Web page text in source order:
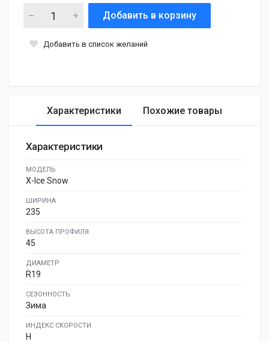
Добавить в корзину
Добавить в список желаний
Характеристики Похожие товары
Характеристики
МОДЕЛЬ
X-Ice Snow
ШИРИНА
235
ВЫСОТА ПРОФИЛЯ
45
ДИАМЕТР
R19
СЕЗОННОСТЬ
Зима
ИНДЕКС СКОРОСТИ
H